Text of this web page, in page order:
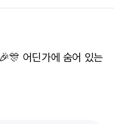
어딘가에 숨어 있는